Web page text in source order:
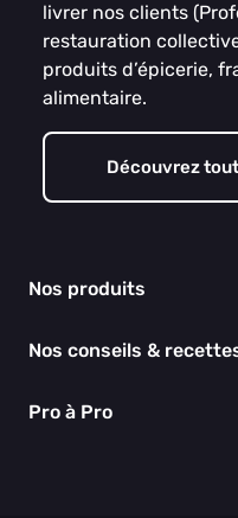
livrer nos clients
restauration
produits d’épicerie,
alimentaire.
Découvrez
Nos produits
Épicerie
Boissons
Nos conseils &
Recettes
Pro à Pro